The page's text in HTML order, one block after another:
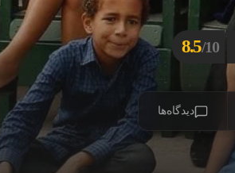
10/
8.5
دیدگاه‌ها